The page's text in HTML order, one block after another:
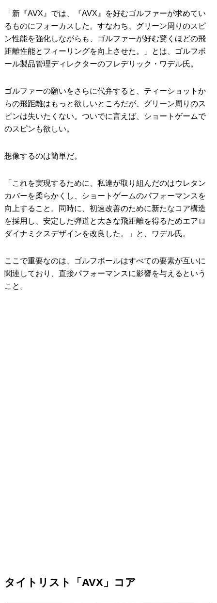
「新『AVX』では、『AVX』を好むゴルファーが求めてい
るものにフォーカスした。すなわち、グリーン周りのスピ
ン性能を強化しながらも、ゴルファーが好む驚くほどの飛
距離性能とフィーリングを向上させた。」とは、ゴルフボ
ール製品管理ディレクターのフレデリック・ワデル氏。
ゴルファーの願いをさらに代弁すると、ティーショットか
らの飛距離はもっと欲しいところだが、グリーン周りのス
ピンは失いたくない。ついでに言えば、ショートゲームで
のスピンも欲しい。
想像するのは簡単だ。
「これを実現するために、私達が取り組んだのはウレタン
カバーを柔らかくし、ショートゲームのパフォーマンスを
向上すること。同時に、初速改善のために新たなコア構造
を採用し、安定した弾道と大きな飛距離を得るためエアロ
ダイナミクスデザインを改良した。」と、ワデル氏。
ここで重要なのは、ゴルフボールはすべての要素が互いに
関連しており、直接パフォーマンスに影響を与えるという
こと。
タイトリスト「AVX」コア